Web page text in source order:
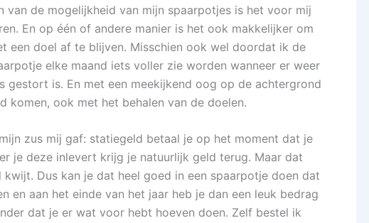
van de mogelijkheid van mijn spaarpotjes is het voor mij
En op één of andere manier is het ook makkelijker om
een doel af te blijven. Misschien ook wel doordat ik de
elke maand iets voller zie worden wanneer er weer
gestort is. En met een meekijkend oog op de achtergrond
komen, ook met het behalen van de doelen.
zus mij gaf: statiegeld betaal je op het moment dat je
je deze inlevert krijg je natuurlijk geld terug. Maar dat
kwijt. Dus kan je dat heel goed in een spaarpotje doen dat
en aan het einde van het jaar heb je dan een leuk bedrag
dat je er wat voor hebt hoeven doen. Zelf bestel ik